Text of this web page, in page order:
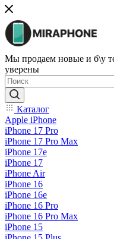
Мы продаем новые и б\у
уверены
Каталог
Apple iPhone
iPhone 17 Pro
iPhone 17 Pro Max
iPhone 17e
iPhone 17
iPhone Air
iPhone 16
iPhone 16e
iPhone 16 Pro
iPhone 16 Pro Max
iPhone 15